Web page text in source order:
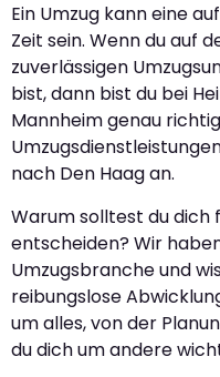
Ein Umzug kann eine
Zeit sein. Wenn du auf
zuverlässigen
bist, dann bist du bei
Mannheim genau
nach Den Haag an.
Warum solltest du dich
entscheiden? Wir
Umzugsbranche und
reibungslose
um alles, von der
du dich um andere